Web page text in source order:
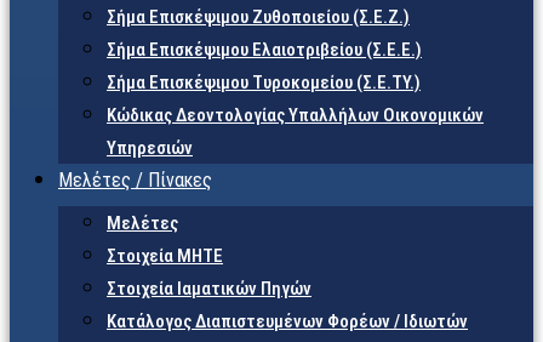
Σήμα Επισκέψιμου Ζυθοποιείου (Σ.Ε.Ζ.)
Σήμα Επισκέψιμου Ελαιοτριβείου (Σ.Ε.Ε.)
Σήμα Επισκέψιμου Τυροκομείου (Σ.Ε.TY.)
Κώδικας Δεοντολογίας Υπαλλήλων Οικονομικών
Υπηρεσιών
Μελέτες / Πίνακες
Μελέτες
Στοιχεία ΜΗΤΕ
Στοιχεία Ιαματικών Πηγών
Κατάλογος Διαπιστευμένων Φορέων / Ιδιωτών